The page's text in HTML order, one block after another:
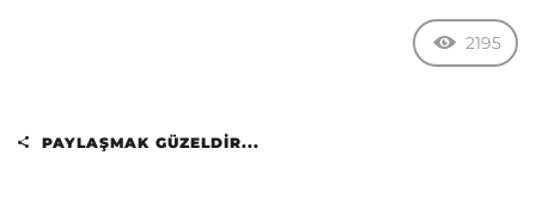
2195
PAYLAŞMAK GÜZELDIR...